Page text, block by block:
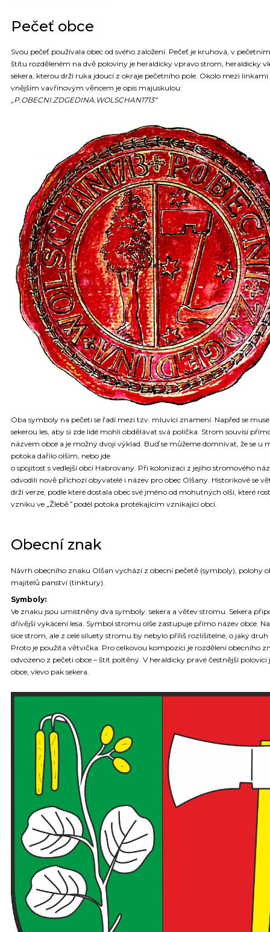
Pečeť obce
Svou pečeť používala obec od svého založení. Pečeť je kruhová, v
štítu rozděleném na dvě poloviny je heraldicky vpravo strom, heraldicky
sekera, kterou drží ruka jdoucí z okraje pečetního pole. Okolo mezi linkami
vnějším vavřínovým věncem je opis majuskulou:
„P.OBECNI.ZDGEDINA.WOLSCHAN1713“
Oba symboly na pečeti se řadí mezi tzv. mluvící znamení. Napřed se
sekerou les, aby si zde lidé mohli obdělávat svá políčka. Strom souvisí
názvem obce a je možný dvojí výklad. Buď se můžeme domnívat, že se u
potoka dařilo olším, nebo jde
o spojitost s vedlejší obcí Habrovany. Při kolonizaci z jejího stromového
odvodili nově příchozí obyvatelé i název pro obec Olšany. Historikové se
drží verze, podle které dostala obec své jméno od mohutných olší, které
vzniku ve „Žlebě“podél potoka protékajícím vznikající obcí.
Obecní znak
Návrh obecního znaku Olšan vychází z obecní pečetě (symboly), polohy
majitelů panství (tinktury).
Symboly:
Ve znaku jsou umístněny dva symboly: sekera a větev stromu. Sekera
dřívější vykácení lesa. Symbol stromu olše zastupuje přímo název obce.
sice strom, ale z celé siluety stromu by nebylo příliš rozlišitelné, o jaký druh
Proto je použita větvička. Pro celkovou kompozici je rozdělení obecního
odvozeno z pečeti obce – štít poltěný. V heraldicky pravé čestnější polovici
obce, vlevo pak sekera.